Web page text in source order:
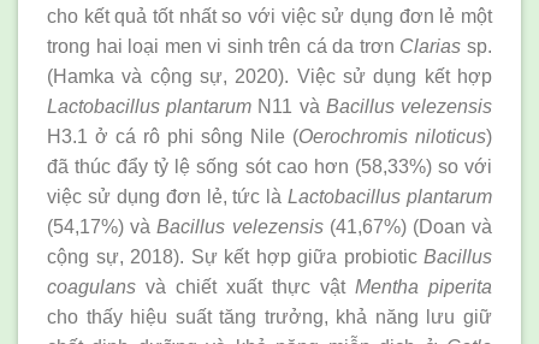
cho kết quả tốt nhất so với việc sử dụng đơn lẻ một
trong hai loại men vi sinh trên cá da trơn Clarias sp.
(Hamka và cộng sự, 2020). Việc sử dụng kết hợp
Lactobacillus plantarum N11 và Bacillus velezensis
H3.1 ở cá rô phi sông Nile (Oerochromis niloticus)
đã thúc đẩy tỷ lệ sống sót cao hơn (58,33%) so với
việc sử dụng đơn lẻ, tức làLactobacillus plantarum
(54,17%) vàBacillus velezensis(41,67%) (Doan và
cộng sự, 2018). Sự kết hợp giữa probiotic Bacillus
coagulans và chiết xuất thực vật Mentha piperita
cho thấy hiệu suất tăng trưởng, khả năng lưu giữ